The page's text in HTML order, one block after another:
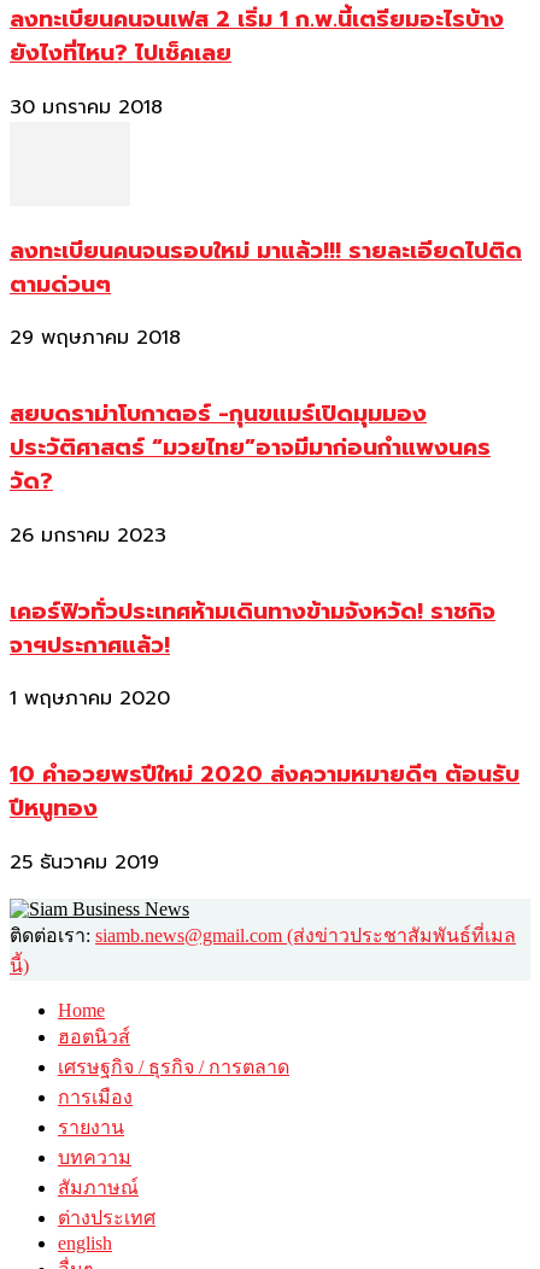
ลงทะเบียนคนจนเฟส 2 เริ่ม 1 ก.พ.นี้เตรียมอะไรบ้าง
ยังไงที่ไหน? ไปเช็คเลย
30 มกราคม 2018
ลงทะเบียนคนจนรอบใหม่ มาแล้ว!!! รายละเอียดไปติด
ตามด่วนๆ
29 พฤษภาคม 2018
สยบดราม่าโบกาตอร์ -กุนขแมร์เปิดมุมมอง
ประวัติศาสตร์ “มวยไทย”อาจมีมาก่อนกำแพงนคร
วัด?
26 มกราคม 2023
เคอร์ฟิวทั่วประเทศห้ามเดินทางข้ามจังหวัด! ราชกิจ
จาฯประกาศแล้ว!
1 พฤษภาคม 2020
10 คำอวยพรปีใหม่ 2020 ส่งความหมายดีๆ ต้อนรับ
ปีหนูทอง
25 ธันวาคม 2019
ติดต่อเรา: siamb.news@gmail.com (ส่งข่าวประชาสัมพันธ์ที่เมล
นี้)
Home
ฮอตนิวส์
เศรษฐกิจ / ธุรกิจ / การตลาด
การเมือง
รายงาน
บทความ
สัมภาษณ์
ต่างประเทศ
english